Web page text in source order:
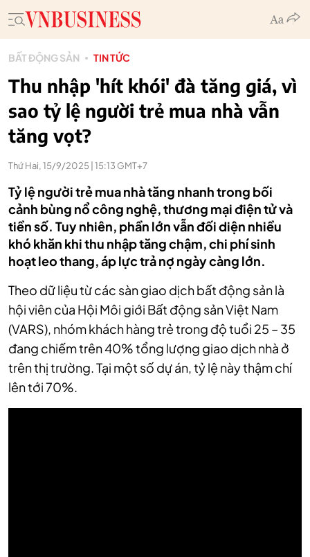
BẤT ĐỘNG SẢN TIN TỨC
Thu nhập 'hít khói' đà tăng giá, vì
sao tỷ lệ người trẻ mua nhà vẫn
tăng vọt?
Thứ Hai, 15/9/2025 | 15:13 GMT+7
Tỷ lệ người trẻ mua nhà tăng nhanh trong bối
cảnh bùng nổ công nghệ, thương mại điện tử và
tiền số. Tuy nhiên, phần lớn vẫn đối diện nhiều
khó khăn khi thu nhập tăng chậm, chi phí sinh
hoạt leo thang, áp lực trả nợ ngày càng lớn.
Theo dữ liệu từ các sàn giao dịch bất động sản là
hội viên của Hội Môi giới Bất động sản Việt Nam
(VARS), nhóm khách hàng trẻ trong độ tuổi 25 – 35
đang chiếm trên 40% tổng lượng giao dịch nhà ở
trên thị trường. Tại một số dự án, tỷ lệ này thậm chí
lên tới 70%.